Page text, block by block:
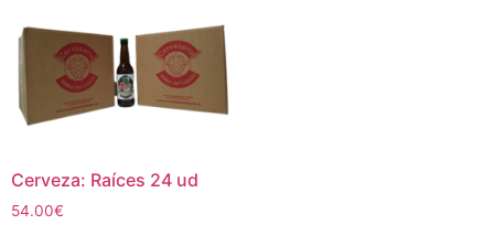
Cerveza: Raíces 24 ud
54.00€